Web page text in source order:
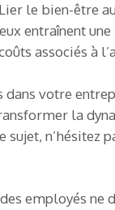
le bien-être
entraînent
associés à
votre
la
n’hésitez
employés ne